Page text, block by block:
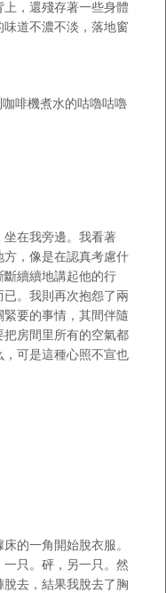
，還殘存著一些身體
道不濃不淡，落地窗
啡機煮水的咕嚕咕嚕
在我旁邊。我看著
，像是在認真考慮什
續續地講起他的行
。我則再次抱怨了兩
要的事情，其間伴隨
房間里所有的空氣都
可是這種心照不宣也
的一角開始脫衣服。
只。砰，另一只。然
去，結果我脫去了胸